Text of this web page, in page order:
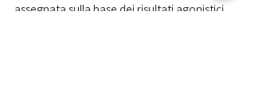
assegnata sulla base dei risultati agonistici